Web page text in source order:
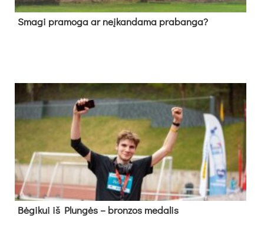
Sma­gi pra­mo­ga ar neį­kan­da­ma pra­ban­ga?
Bė­gi­kui iš Plun­gės – bron­zos me­da­lis